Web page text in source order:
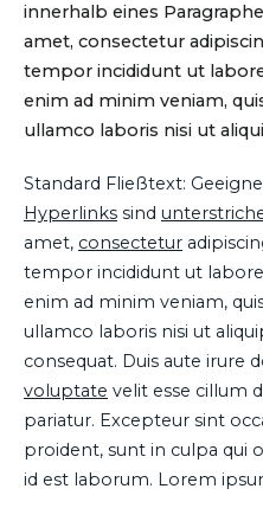
innerhalb eines
amet, consectetur
tempor incididunt ut
enim ad minim veniam,
ullamco laboris nisi ut
Standard Fließtext:
Hyperlinks sind
amet, consectetur
tempor incididunt ut
enim ad minim veniam,
ullamco laboris nisi ut
consequat. Duis aute irure
voluptate velit esse cillum
pariatur. Excepteur sint
proident, sunt in culpa qui
id est laborum. Lorem